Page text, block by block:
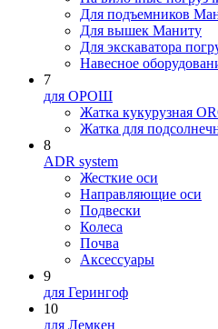
Для подъемников
Для вышек Маниту
Для экскаватора
Навесное
7
для ОРОШ
Жатка кукурузная
Жатка для
8
ADR system
Жесткие оси
Направляющие оси
Подвески
Колеса
Почва
Аксессуары
9
для Герингоф
10
для Лемкен